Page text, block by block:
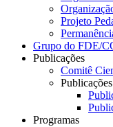
Projeto
Grupo do FDE/
Publicações
Comitê
Publicações
Programas